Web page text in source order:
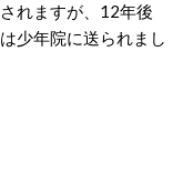
れますが、12年後
少年院に送られまし